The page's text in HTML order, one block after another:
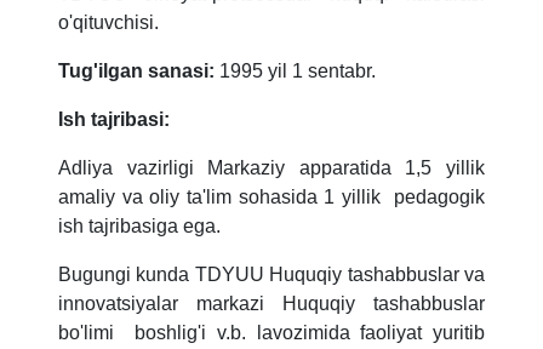
o'qituvchisi.
Tug'ilgan sanasi: 1995 yil 1 sentabr.
Ish tajribasi:
Adliya vazirligi Markaziy apparatida 1,5 yillik
amaliy va oliy ta'lim sohasida 1 yillik pedagogik
ish tajribasiga ega.
Bugungi kunda TDYUU Huquqiy tashabbuslar va
innovatsiyalar markazi Huquqiy tashabbuslar
bo'limi boshlig'i v.b. lavozimida faoliyat yuritib